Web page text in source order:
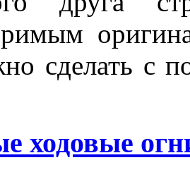
сделать с
ходовые